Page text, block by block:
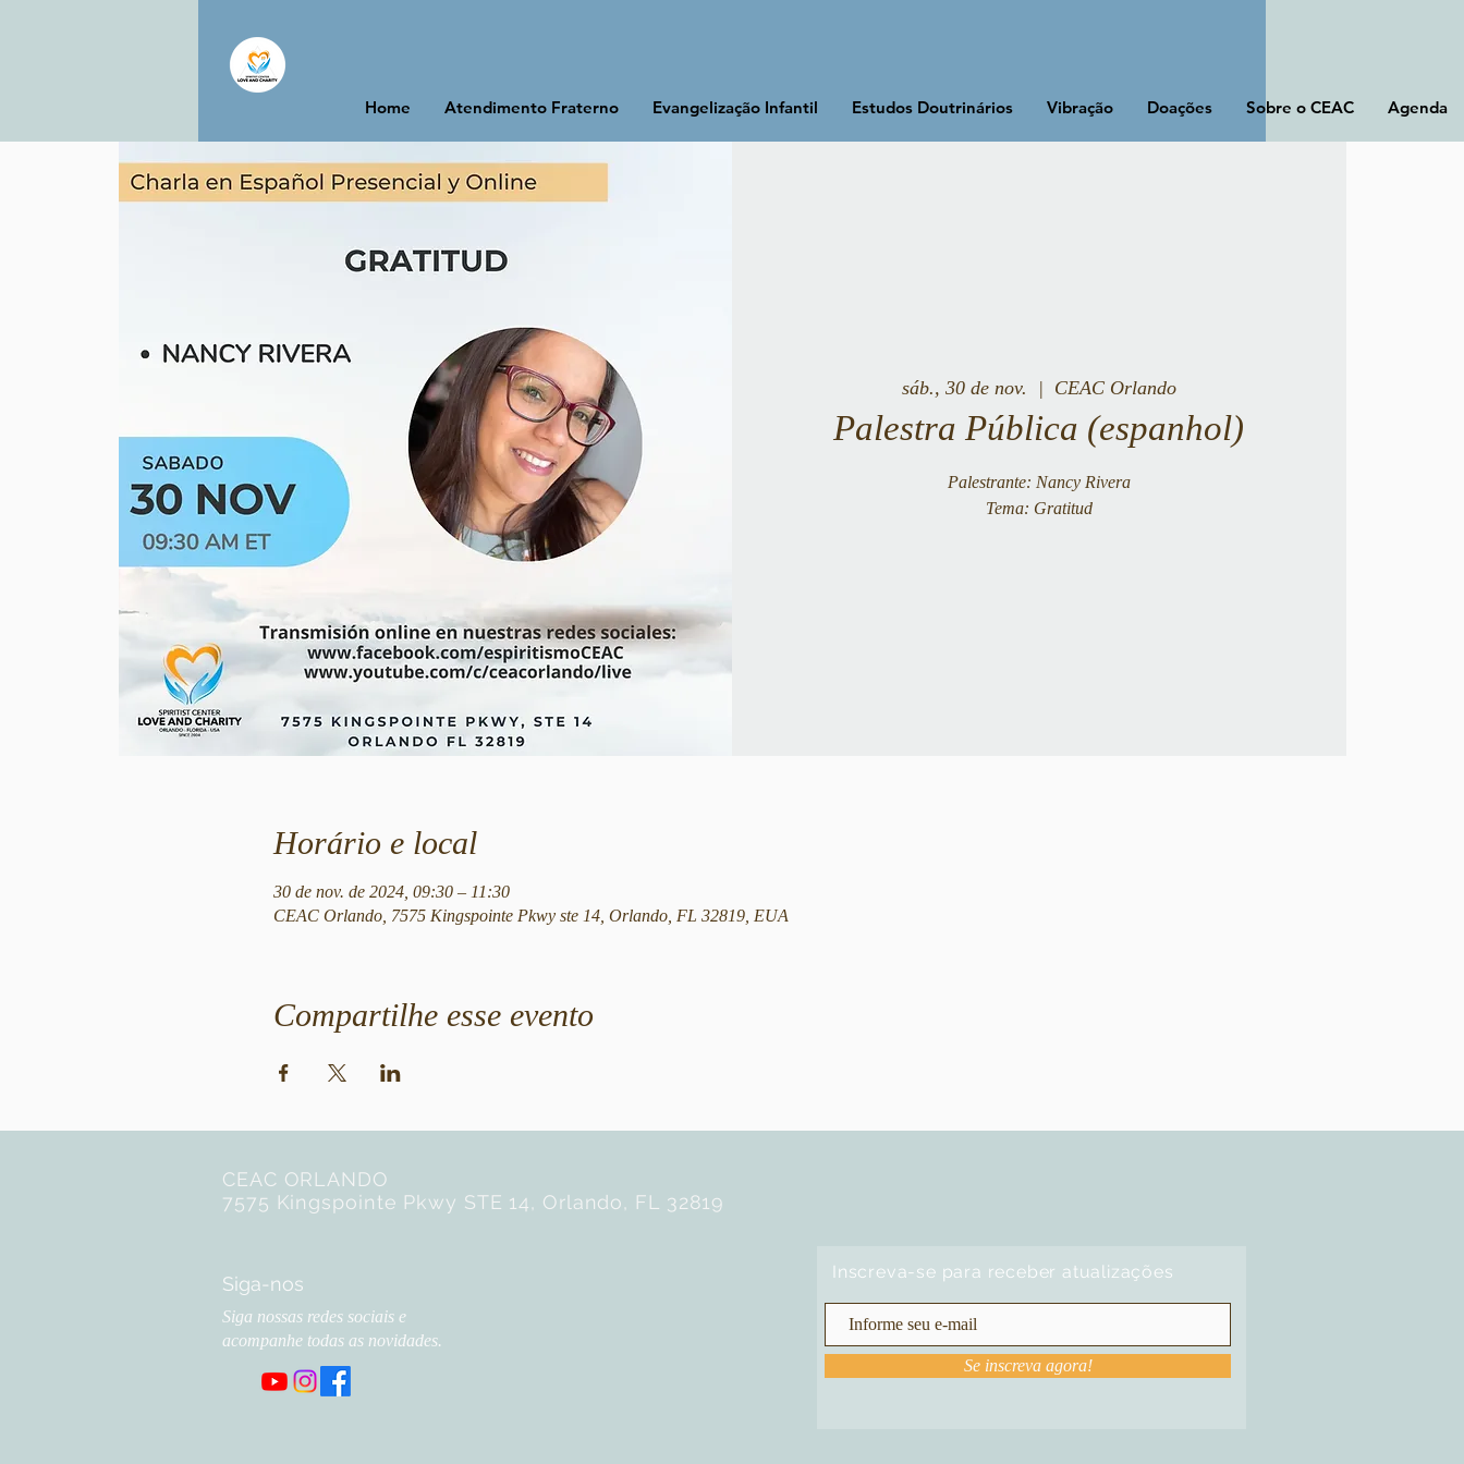
Home Atendimento Fraterno Evangelização Infantil Estudos Doutrinários Vibração Doações Sobre o CEAC Agenda
sáb., 30 de nov.
  |
CEAC Orlando
Palestra Pública (espanhol)
Palestrante: Nancy Rivera
Tema: Gratitud
Horário e local
30 de nov. de 2024, 09:30 – 11:30
CEAC Orlando, 7575 Kingspointe Pkwy ste 14, Orlando, FL 32819, EUA
Compartilhe esse evento
CEAC ORLANDO
7575 Kingspointe Pkwy STE 14, Orlando, FL 32819
Siga-nos
Siga nossas redes sociais e
acompanhe todas as novidades.
Inscreva-se para receber atualizações
Se inscreva agora!